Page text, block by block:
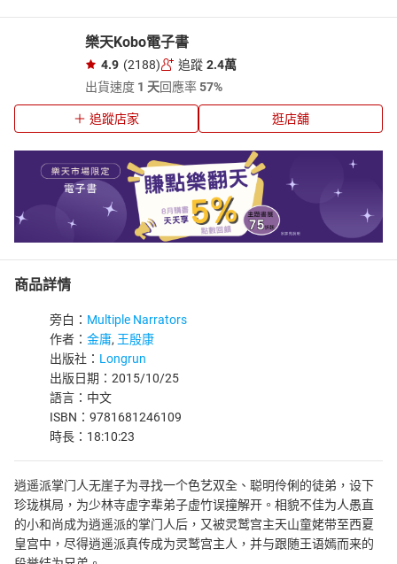
樂天Kobo電子書
4.9 (2188) 追蹤 2.4萬
出貨速度 1 天回應率57%
追蹤店家 逛店舖
商品詳情
旁白： Multiple Narrators
作者： 金庸, 王殷康
出版社： Longrun
出版日期：2015/10/25
語言：中文
ISBN：9781681246109
時長：18:10:23
逍遥派掌门人无崖子为寻找一个色艺双全、聪明伶俐的徒弟，设下
珍珑棋局，为少林寺虚字辈弟子虚竹误撞解开。相貌不佳为人愚直
的小和尚成为逍遥派的掌门人后，又被灵鹫宫主天山童姥带至西夏
皇宫中，尽得逍遥派真传成为灵鹫宫主人，并与跟随王语嫣而来的